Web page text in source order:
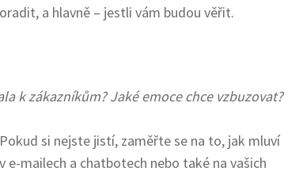
a hlavně – jestli vám budou věřit.
k zákazníkům? Jaké emoce chce vzbuzovat?
Pokud si nejste jistí, zaměřte se na to, jak mluví
e-mailech a chatbotech nebo také na vašich